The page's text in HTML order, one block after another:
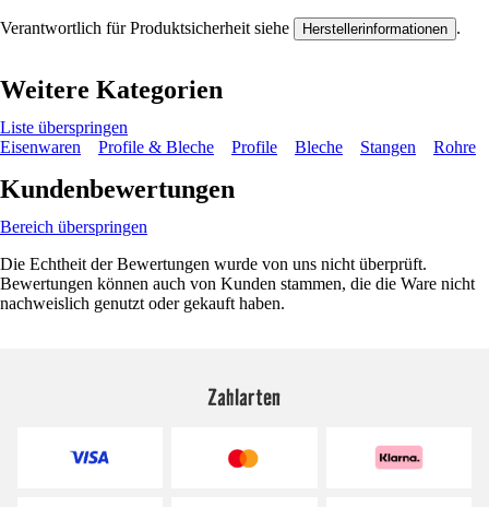
Verantwortlich für Produktsicherheit siehe Herstellerinformationen .
Weitere Kategorien
Liste überspringen
Eisenwaren
Profile & Bleche Profile Bleche Stangen Rohre
Kundenbewertungen
Bereich überspringen
Die Echtheit der Bewertungen wurde von uns nicht überprüft.
Bewertungen können auch von Kunden stammen, die die Ware nicht
nachweislich genutzt oder gekauft haben.
Zahlarten